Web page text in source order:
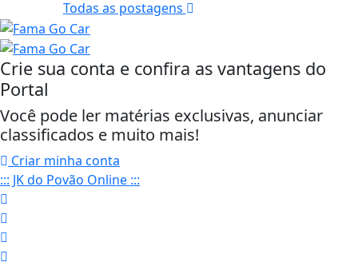
Todas as postagens
Crie sua conta e confira as vantagens do
Portal
Você pode ler matérias exclusivas, anunciar
classificados e muito mais!
Criar minha conta
::: JK do Povão Online :::